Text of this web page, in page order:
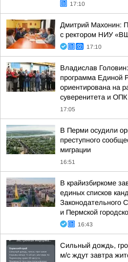
17:10
Дмитрий Махонин:
с ректором НИУ
17:10
Владислав
программа Единой
ориентирована на
суверенитета и ОПК
17:05
В Перми осудили
преступного
миграции
16:51
В крайизбиркоме
единых списков
Законодательного
и Пермской
16:43
Сильный дождь,
м/с ждут завтра